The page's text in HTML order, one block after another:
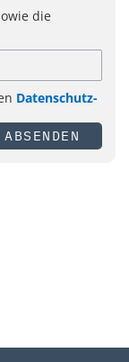
die
Datenschutz-
ABSENDEN